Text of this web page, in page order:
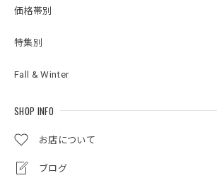
価格帯別
特集別
Fall & Winter
SHOP INFO
お店について
ブログ